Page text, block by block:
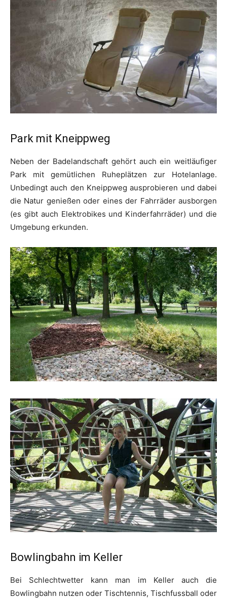
Park mit Kneippweg
Neben der Badelandschaft gehört auch ein weitläufiger
Park mit gemütlichen Ruheplätzen zur Hotelanlage.
Unbedingt auch den Kneippweg ausprobieren und dabei
die Natur genießen oder eines der Fahrräder ausborgen
(es gibt auch Elektrobikes und Kinderfahrräder) und die
Umgebung erkunden.
Bowlingbahn im Keller
Bei Schlechtwetter kann man im Keller auch die
Bowlingbahn nutzen oder Tischtennis, Tischfussball oder